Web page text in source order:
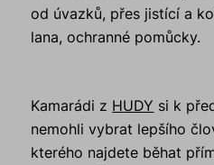
od úvazků, přes jistící a
lana, ochranné pomůcky.
Kamarádi z HUDY si k
nemohli vybrat lepšího
kterého najdete běhat